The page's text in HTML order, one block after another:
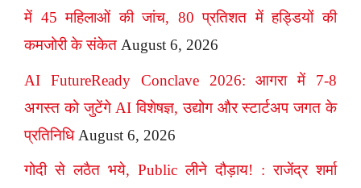
में 45 महिलाओं की जांच, 80 प्रतिशत में हड्डियों की
कमजोरी के संकेत August 6, 2026
AI FutureReady Conclave 2026: आगरा में 7-8
अगस्त को जुटेंगे AI विशेषज्ञ, उद्योग और स्टार्टअप जगत के
प्रतिनिधि August 6, 2026
गोदी से लठैत भये, Public लीने दौड़ाय! : राजेंद्र शर्मा